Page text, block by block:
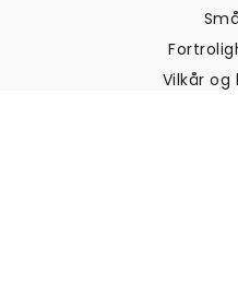
Vilkår